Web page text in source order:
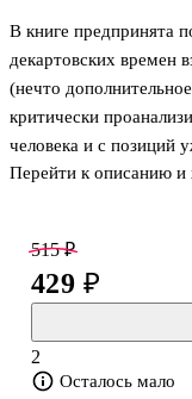
В книге предпринята
декартовских времен
(нечто
критически
человека и с позиций
философии дополнена
разрабатываются
сущности и
восхождения статуса
и действие его
неосознаваемого;
Перейти к описанию и
515 ₽
429 ₽
2
Осталось мало